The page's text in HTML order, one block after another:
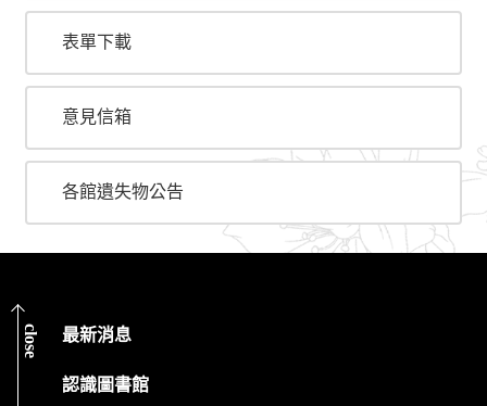
表單下載
意見信箱
各館遺失物公告
close 最新消息
認識圖書館